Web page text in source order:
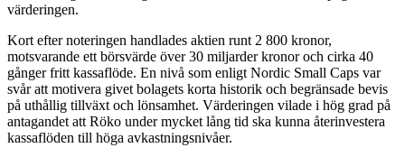
värderingen.
Kort efter noteringen handlades aktien runt 2 800 kronor,
motsvarande ett börsvärde över 30 miljarder kronor och cirka 40
gånger fritt kassaflöde. En nivå som enligt Nordic Small Caps var
svår att motivera givet bolagets korta historik och begränsade bevis
på uthållig tillväxt och lönsamhet. Värderingen vilade i hög grad på
antagandet att Röko under mycket lång tid ska kunna återinvestera
kassaflöden till höga avkastningsnivåer.